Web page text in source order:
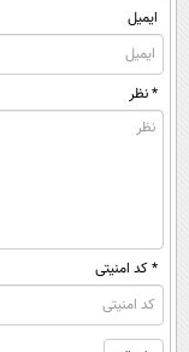
ایمیل
* نظر
* کد امنیتی